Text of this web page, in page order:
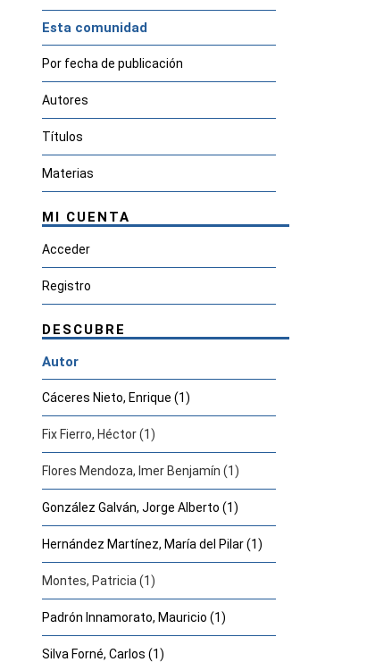
Esta comunidad
Por fecha de publicación
Autores
Títulos
Materias
MI CUENTA
Acceder
Registro
DESCUBRE
Autor
Cáceres Nieto, Enrique (1)
Fix Fierro, Héctor (1)
Flores Mendoza, Imer Benjamín (1)
González Galván, Jorge Alberto (1)
Hernández Martínez, María del Pilar (1)
Montes, Patricia (1)
Padrón Innamorato, Mauricio (1)
Silva Forné, Carlos (1)